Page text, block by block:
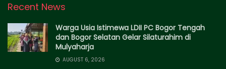
Recent News
Warga Usia Istimewa LDII PC Bogor Tengah
dan Bogor Selatan Gelar Silaturahim di
Mulyaharja
AUGUST 6, 2026